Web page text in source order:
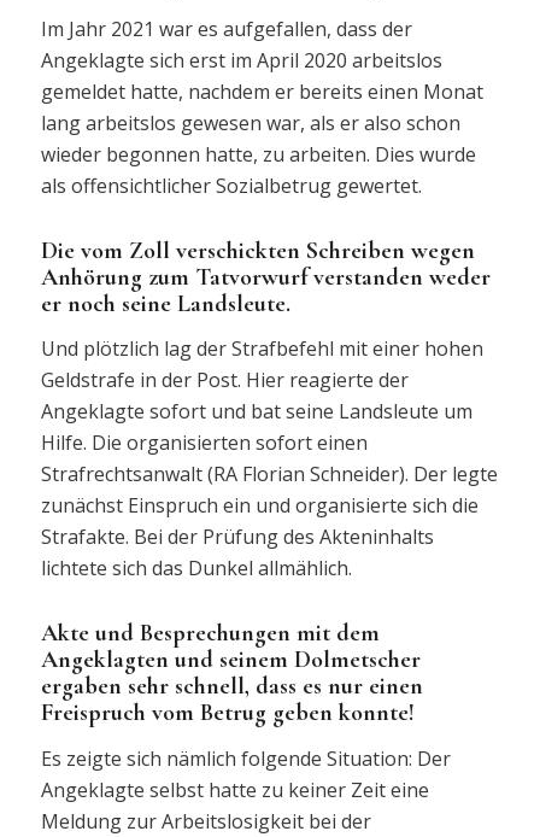
Im Jahr 2021 war es aufgefallen, dass der
Angeklagte sich erst im April 2020 arbeitslos
gemeldet hatte, nachdem er bereits einen Monat
lang arbeitslos gewesen war, als er also schon
wieder begonnen hatte, zu arbeiten. Dies wurde
als offensichtlicher Sozialbetrug gewertet.
Die vom Zoll verschickten Schreiben wegen
Anhörung zum Tatvorwurf verstanden weder
er noch seine Landsleute.
Und plötzlich lag der Strafbefehl mit einer hohen
Geldstrafe in der Post. Hier reagierte der
Angeklagte sofort und bat seine Landsleute um
Hilfe. Die organisierten sofort einen
Strafrechtsanwalt (RA Florian Schneider). Der legte
zunächst Einspruch ein und organisierte sich die
Strafakte. Bei der Prüfung des Akteninhalts
lichtete sich das Dunkel allmählich.
Akte und Besprechungen mit dem
Angeklagten und seinem Dolmetscher
ergaben sehr schnell, dass es nur einen
Freispruch vom Betrug geben konnte!
Es zeigte sich nämlich folgende Situation: Der
Angeklagte selbst hatte zu keiner Zeit eine
Meldung zur Arbeitslosigkeit bei der